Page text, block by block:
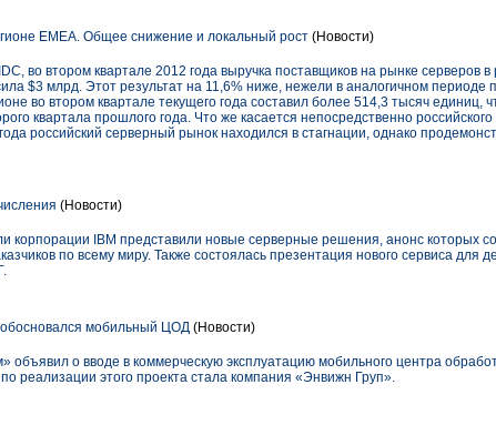
EMEA. Общее снижение и локальный рост (Новости)
во втором квартале 2012 года выручка поставщиков на рынке серверов в
$3 млрд. Этот результат на 11,6% ниже, нежели в аналогичном
во втором квартале текущего года составил более 514,3 тысяч единиц,
квартала прошлого года. Что же касается непосредственно
российский серверный рынок находился в стагнации, однако
(Новости)
корпорации IBM представили новые серверные решения, анонс которых
по всему миру. Также состоялась презентация нового сервиса для
мобильный ЦОД (Новости)
объявил о вводе в коммерческую эксплуатацию мобильного центра
реализации этого проекта стала компания «Энвижн Груп».